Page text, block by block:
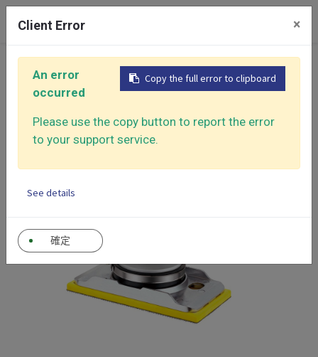
首頁
氣動砂光機
機械手臂用氣動砂光機
機械手用砂光機
Client Error ×
Copy the full error to clipboard
An error
occurred
Please use the copy button to report the error
to your support service.
See details
確定